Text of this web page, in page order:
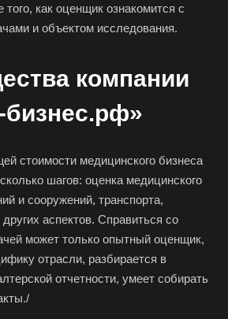
того, как оценщик ознакомится с
и объектом исследования.
компании
стоимости медицинского бизнеса
шагов: оценка медицинского
и сооружений, транспорта,
аспектов. Справиться со
может только опытный оценщик,
отрасли, разбирается в
отчетности, умеет собирать